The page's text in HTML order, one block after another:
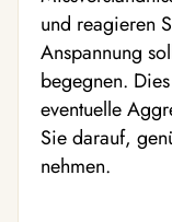
und reagieren
Anspannung
begegnen.
eventuelle
Sie darauf,
nehmen.